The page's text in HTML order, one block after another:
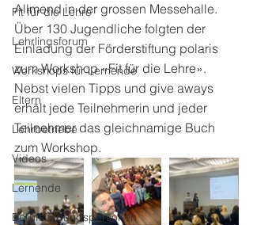
Fit für die Lehre
Lehrlingsforum
Workshops für Lernende
Eltern
Lehrbetriebe
Videos
Lernende
Berufsbildungspersonen
Allmend in der grossen Messehalle.
Über 130 Jugendliche folgten der
Einladung der Förderstiftung polaris
zum Workshop «Fit für die Lehre».
Nebst vielen Tipps und give aways
erhält jede Teilnehmerin und jeder
Teilnehmer das gleichnamige Buch
zum Workshop.